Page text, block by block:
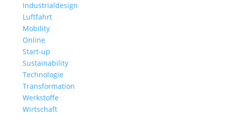
Industrialdesign
Luftfahrt
Mobility
Online
Start-up
Sustainability
Technologie
Transformation
Werkstoffe
Wirtschaft